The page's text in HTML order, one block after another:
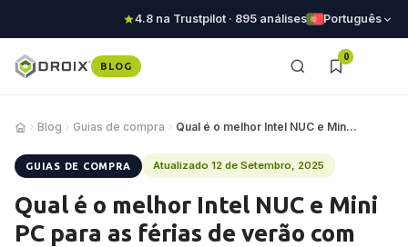
4.8 na Trustpilot · 895 análises Português
BLOG
0
Blog Guias de compra Qual é o melhor Intel NUC e Mini PC para as fé…
GUIAS DE COMPRA Atualizado 12 de Setembro, 2025
Qual é o melhor Intel NUC e Mini
PC para as férias de verão com